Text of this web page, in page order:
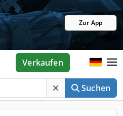
Zur App
Suchen
Verkaufen